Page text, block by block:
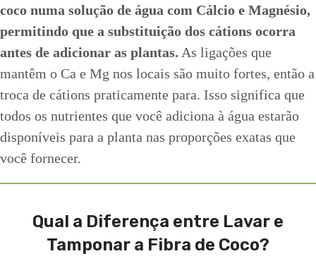
coco numa solução de água com Cálcio e Magnésio,
permitindo que a substituição dos cátions ocorra
antes de adicionar as plantas. As ligações que
mantêm o Ca e Mg nos locais são muito fortes, então a
troca de cátions praticamente para. Isso significa que
todos os nutrientes que você adiciona à água estarão
disponíveis para a planta nas proporções exatas que
você fornecer.
Qual a Diferença entre Lavar e
Tamponar a Fibra de Coco?